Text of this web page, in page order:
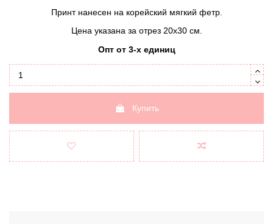
Принт нанесен на корейский мягкий фетр.
Цена указана за отрез 20х30 см.
Опт от 3-х единиц
Купить